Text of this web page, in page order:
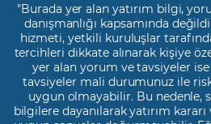
"Burada yer alan yatırım bilgi,
danışmanlığı kapsamında
hizmeti, yetkili kuruluşlar
tercihleri dikkate alınarak kişiye
yer alan yorum ve tavsiyeler
tavsiyeler mali durumunuz ile
uygun olmayabilir. Bu nedenle,
bilgilere dayanılarak yatırım